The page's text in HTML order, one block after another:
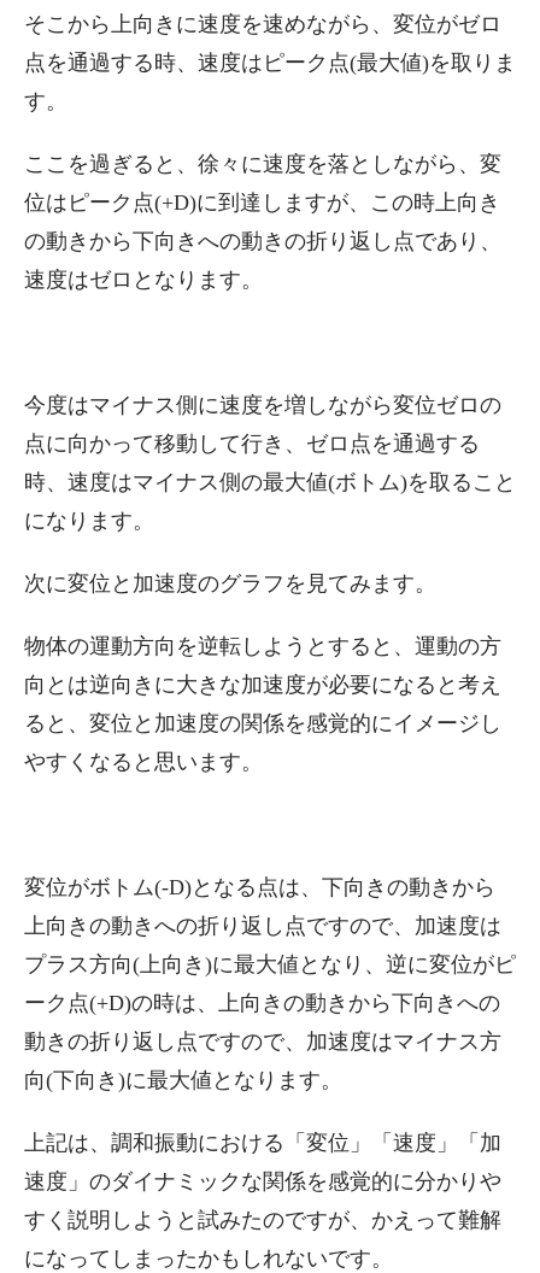
そこから上向きに速度を速めながら、変位がゼロ
点を通過する時、速度はピーク点(最大値)を取りま
す。
ここを過ぎると、徐々に速度を落としながら、変
位はピーク点(+D)に到達しますが、この時上向き
の動きから下向きへの動きの折り返し点であり、
速度はゼロとなります。
今度はマイナス側に速度を増しながら変位ゼロの
点に向かって移動して行き、ゼロ点を通過する
時、速度はマイナス側の最大値(ボトム)を取ること
になります。
次に変位と加速度のグラフを見てみます。
物体の運動方向を逆転しようとすると、運動の方
向とは逆向きに大きな加速度が必要になると考え
ると、変位と加速度の関係を感覚的にイメージし
やすくなると思います。
変位がボトム(-D)となる点は、下向きの動きから
上向きの動きへの折り返し点ですので、加速度は
プラス方向(上向き)に最大値となり、逆に変位がピ
ーク点(+D)の時は、上向きの動きから下向きへの
動きの折り返し点ですので、加速度はマイナス方
向(下向き)に最大値となります。
上記は、調和振動における「変位」「速度」「加
速度」のダイナミックな関係を感覚的に分かりや
すく説明しようと試みたのですが、かえって難解
になってしまったかもしれないです。